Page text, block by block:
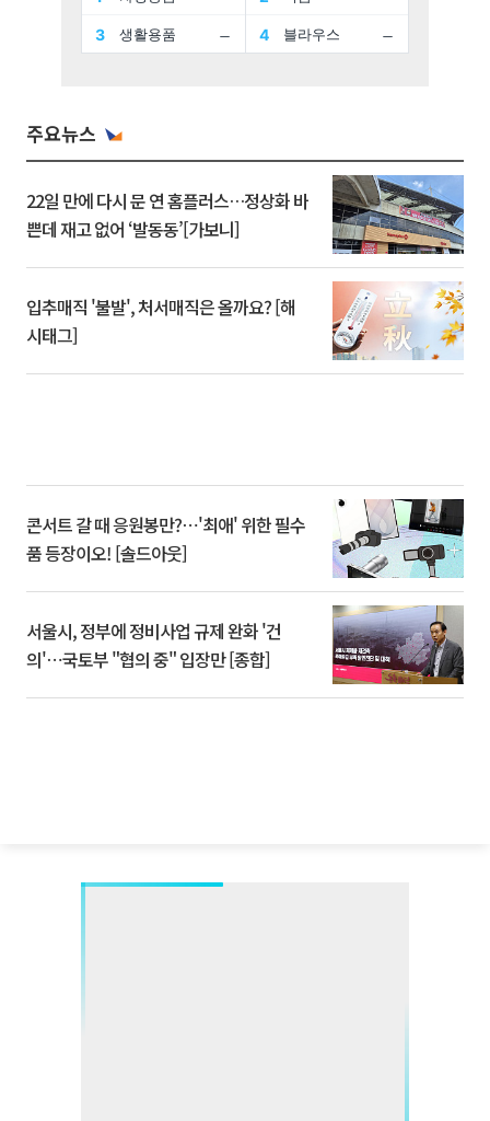
주요뉴스
22일 만에 다시 문 연 홈플러스…정상화 바
쁜데 재고 없어 ‘발동동’[가보니]
입추매직 '불발', 처서매직은 올까요? [해
시태그]
콘서트 갈 때 응원봉만?⋯'최애' 위한 필수
품 등장이오! [솔드아웃]
서울시, 정부에 정비사업 규제 완화 '건
의'⋯국토부 "협의 중" 입장만 [종합]